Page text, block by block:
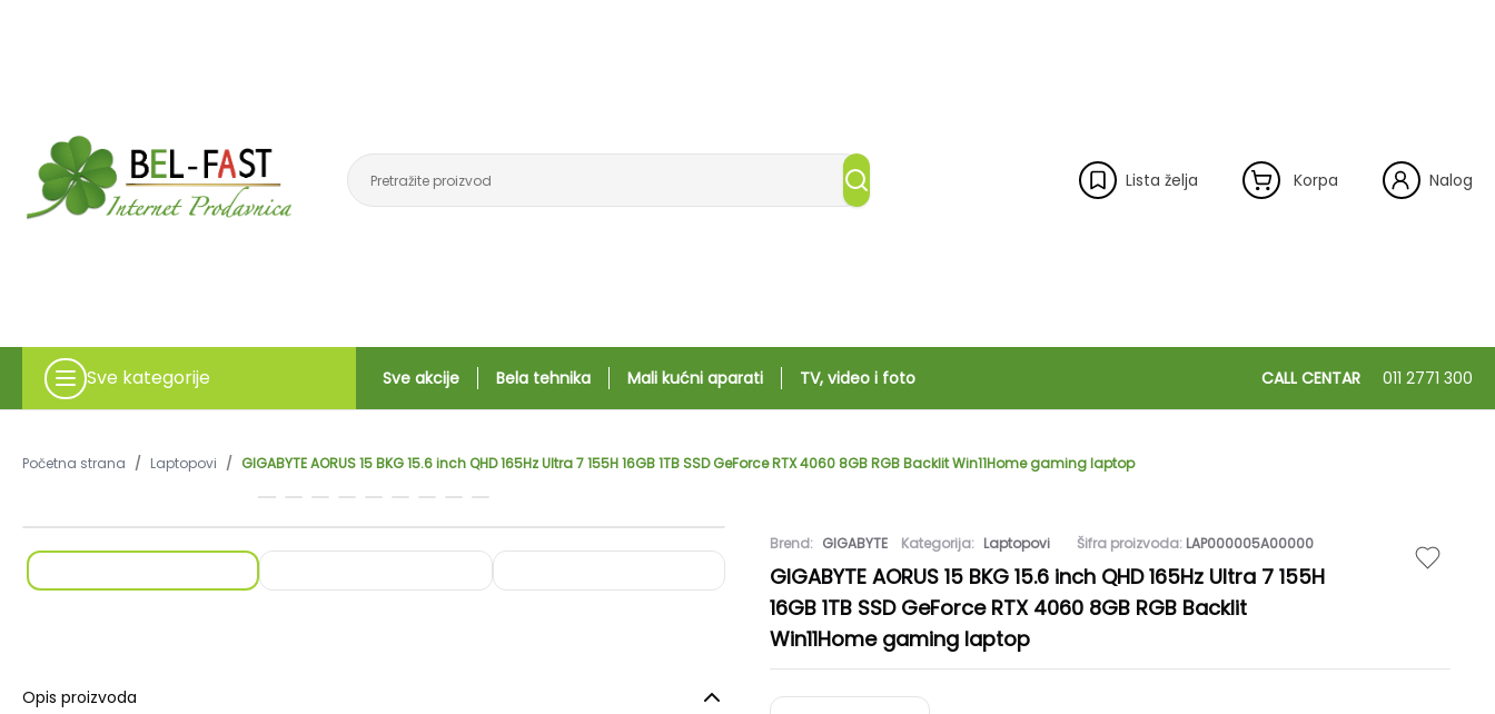
Lista želja Korpa Nalog
Sve kategorije Sve akcije Bela tehnika Mali kućni aparati TV, video i foto CALL CENTAR 011 2771 300
Početna strana / Laptopovi / GIGABYTE AORUS 15 BKG 15.6 inch QHD 165Hz Ultra 7 155H 16GB 1TB SSD GeForce RTX 4060 8GB RGB Backlit Win11Home gaming laptop
Opis proizvoda
Brend: GIGABYTE Kategorija: Laptopovi Šifra proizvoda: LAP000005A00000
GIGABYTE AORUS 15 BKG 15.6 inch QHD 165Hz Ultra 7 155H
16GB 1TB SSD GeForce RTX 4060 8GB RGB Backlit
Win11Home gaming laptop